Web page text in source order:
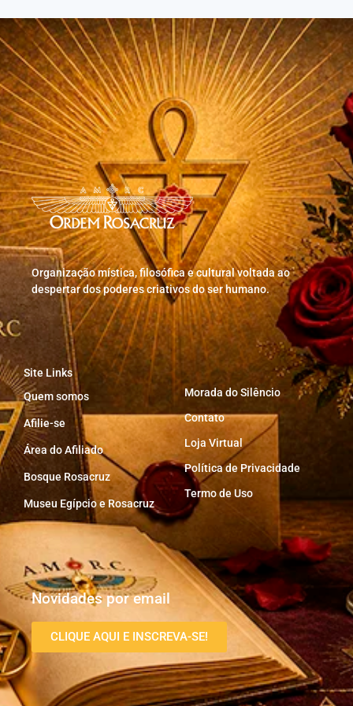
Organização mística, filosófica e cultural voltada ao
despertar dos poderes criativos do ser humano.
Site Links
Quem somos
Afilie-se
Área do Afiliado
Bosque Rosacruz
Museu Egípcio e Rosacruz
Morada do Silêncio
Contato
Loja Virtual
Política de Privacidade
Termo de Uso
Novidades por email
CLIQUE AQUI E INSCREVA-SE!